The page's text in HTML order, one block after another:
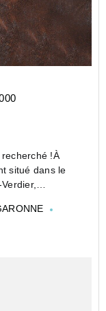
!À
situé dans le